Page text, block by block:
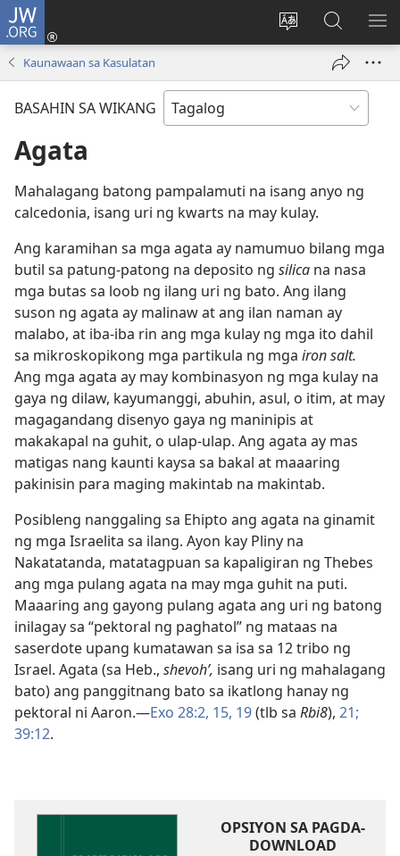
JW.ORG
Baguhin
ng
Mag-
log
bubukas
sa
JW.ORG
Kaunawaan sa Kasulatan
BASAHIN SA WIKANG
Agata
Mahalagang batong pampalamuti na isang anyo ng
calcedonia, isang uri ng kwarts na may kulay.
Ang karamihan sa mga agata ay namumuo bilang mga
butil sa patung-patong na deposito ng silica na nasa
mga butas sa loob ng ilang uri ng bato. Ang ilang
suson ng agata ay malinaw at ang ilan naman ay
malabo, at iba-iba rin ang mga kulay ng mga ito dahil
sa mikroskopikong mga partikula ng mga iron salt.
Ang mga agata ay may kombinasyon ng mga kulay na
gaya ng dilaw, kayumanggi, abuhin, asul, o itim, at may
magagandang disenyo gaya ng maninipis at
makakapal na guhit, o ulap-ulap. Ang agata ay mas
matigas nang kaunti kaysa sa bakal at maaaring
pakinisin para maging makintab na makintab.
Posibleng nanggaling sa Ehipto ang agata na ginamit
ng mga Israelita sa ilang. Ayon kay Pliny na
Nakatatanda, matatagpuan sa kapaligiran ng Thebes
ang mga pulang agata na may mga guhit na puti.
Maaaring ang gayong pulang agata ang uri ng batong
inilagay sa “pektoral ng paghatol” ng mataas na
saserdote upang kumatawan sa isa sa 12 tribo ng
Israel. Agata (sa Heb., shevohʹ, isang uri ng mahalagang
bato) ang panggitnang bato sa ikatlong hanay ng
pektoral ni Aaron.​—Exo 28:2, 15, 19(tlb sa Rbi8), 21;
39:12.
OPSIYON SA PAGDA-
DOWNLOAD